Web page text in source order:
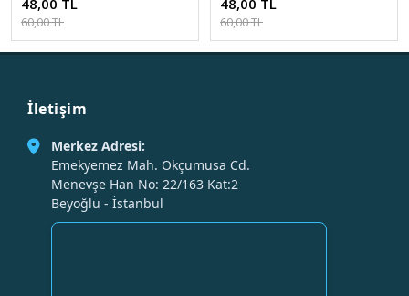
48,00 TL
60,00 TL
48,00 TL
60,00 TL
İletişim
Merkez Adresi:
Emekyemez Mah. Okçumusa Cd.
Menevşe Han No: 22/163 Kat:2
Beyoğlu - İstanbul